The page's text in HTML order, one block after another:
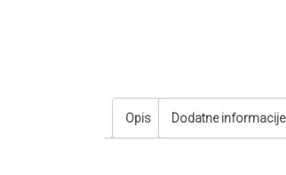
Opis Dodatne informacije